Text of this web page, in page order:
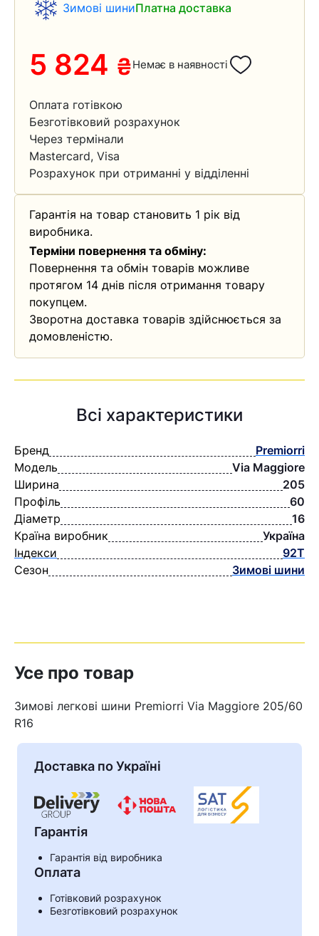
Кошик
У кошику немає товарів.
Зимові шиниПлатна доставка
5 824 ₴Немає в наявності
Оплата готівкою
Безготівковий розрахунок
Через термінали
Mastercard, Visa
Розрахунок при отриманні у відділенні
Гарантія на товар становить 1 рік від
виробника.
Терміни повернення та обміну:
Повернення та обмін товарів можливе
протягом 14 днів після отримання товару
покупцем.
Зворотна доставка товарів здійснюється за
домовленістю.
Всі характеристики
Бренд
Premiorri
Модель
Via Maggiore
Ширина
205
Профіль
60
Діаметр
16
Країна виробник
Україна
Індекси
92T
Сезон
Зимові шини
Усе про товар
Зимові легкові шини Premiorri Via Maggiore 205/60
R16
Доставка по Україні
Гарантія
Гарантія від виробника
Оплата
Готівковий розрахунок
Безготівковий розрахунок